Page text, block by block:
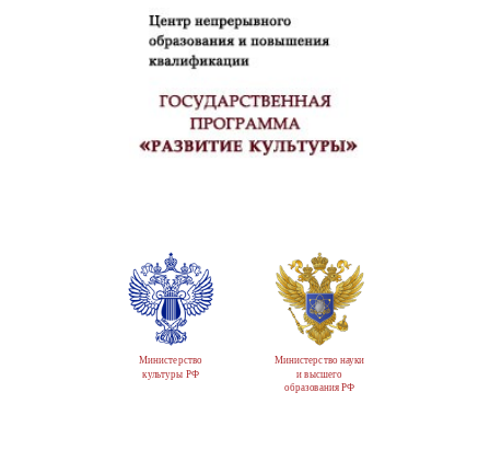
Министерство
культуры РФ
Министерство науки
и высшего
образования РФ